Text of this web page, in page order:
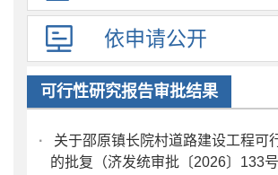
依申请公开
可行性研究报告审批结果
·
关于邵原镇长院村道路建设工程可
的批复（济发统审批〔2026〕133号